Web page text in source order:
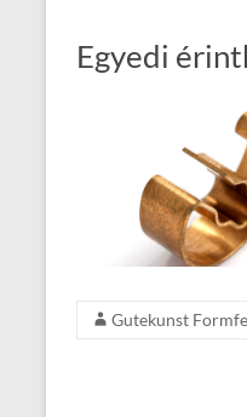
Egyedi
Gutekunst